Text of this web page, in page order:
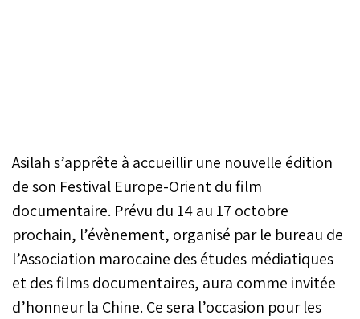
Asilah s’apprête à accueillir une nouvelle édition
de son Festival Europe-Orient du film
documentaire. Prévu du 14 au 17 octobre
prochain, l’évènement, organisé par le bureau de
l’Association marocaine des études médiatiques
et des films documentaires, aura comme invitée
d’honneur la Chine. Ce sera l’occasion pour les